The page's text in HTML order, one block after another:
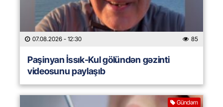
07.08.2026 - 12:30 85
Paşinyan İssık-Kul gölündən gəzinti
videosunu paylaşıb
Gündəm